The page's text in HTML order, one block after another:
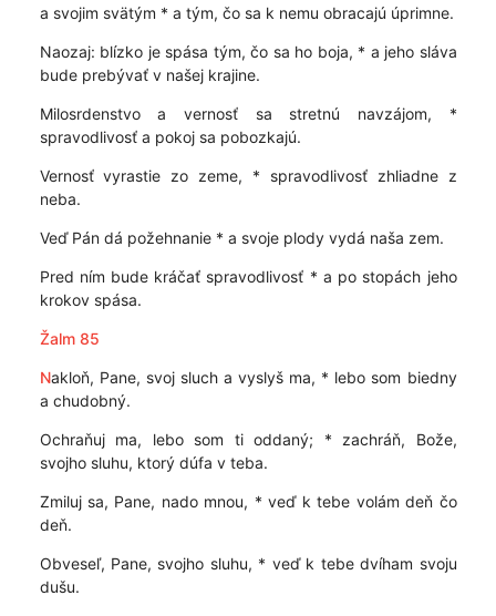
a svojim svätým * a tým, čo sa k nemu obracajú úprimne.
Naozaj: blízko je spása tým, čo sa ho boja, * a jeho sláva
bude prebývať v našej krajine.
Milosrdenstvo a vernosť sa stretnú navzájom, *
spravodlivosť a pokoj sa pobozkajú.
Vernosť vyrastie zo zeme, * spravodlivosť zhliadne z
neba.
Veď Pán dá požehnanie * a svoje plody vydá naša zem.
Pred ním bude kráčať spravodlivosť * a po stopách jeho
krokov spása.
Žalm 85
Nakloň, Pane, svoj sluch a vyslyš ma, * lebo som biedny
a chudobný.
Ochraňuj ma, lebo som ti oddaný; * zachráň, Bože,
svojho sluhu, ktorý dúfa v teba.
Zmiluj sa, Pane, nado mnou, * veď k tebe volám deň čo
deň.
Obveseľ, Pane, svojho sluhu, * veď k tebe dvíham svoju
dušu.